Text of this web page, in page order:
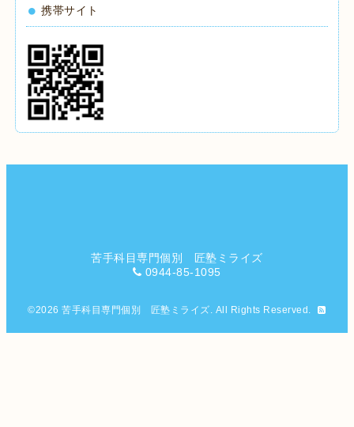
携帯サイト
苦手科目専門個別 匠塾ミライズ
0944-85-1095
©2026苦手科目専門個別 匠塾ミライズ . All Rights Reserved.